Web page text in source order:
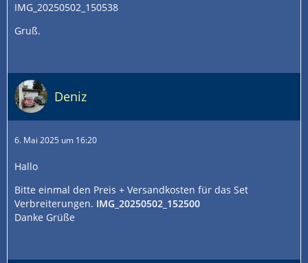
IMG_20250502_150538
Gruß.
Deniz
6. Mai 2025 um 16:20
Hallo
Bitte einmal den Preis + Versandkosten für das Set
Verbreiterungen. IMG_20250502_152500
Danke Grüße